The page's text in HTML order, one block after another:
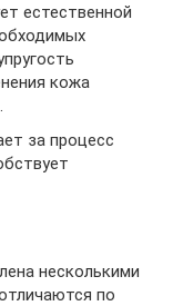
естественной
кожа
за процесс
несколькими
по